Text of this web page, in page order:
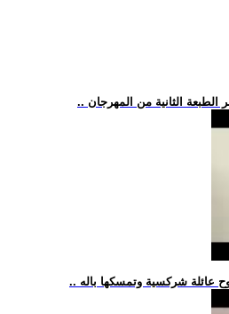
الطبعة الثانية من المهرجان
عائلة شركسية وتمسكها باله